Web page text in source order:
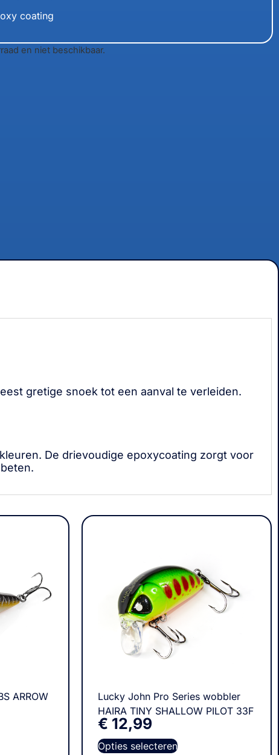
coating
en niet beschikbaar.
gretige snoek tot een aanval te verleiden.
De drievoudige epoxycoating zorgt voor
ARROW
Lucky John Pro Series wobbler
HAIRA TINY SHALLOW PILOT 33F
€ 12,99
Opties selecteren